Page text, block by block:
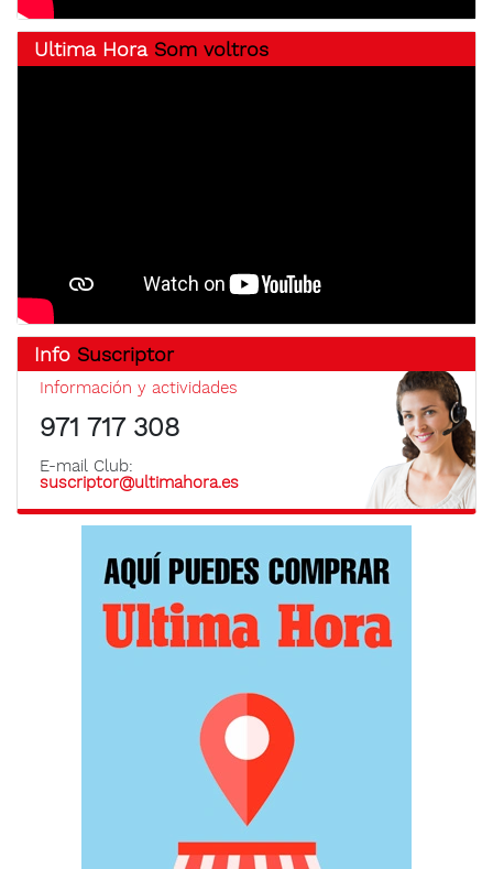
Ultima Hora Som voltros
Info Suscriptor
Información y actividades
971 717 308
E-mail Club:
suscriptor@ultimahora.es